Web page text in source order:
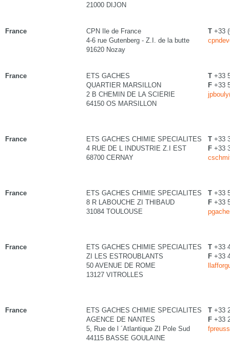
21000 DIJON
France
CPN Ile de France
4-6 rue Gutenberg - Z.I. de la butte
91620 Nozay
T +33
France
ETS GACHES
QUARTIER MARSILLON
2 B CHEMIN DE LA SCIERIE
64150 OS MARSILLON
T +33
F +33
France
ETS GACHES CHIMIE SPECIALITES
4 RUE DE L INDUSTRIE Z.I EST
68700 CERNAY
T +33
F +33
France
ETS GACHES CHIMIE SPECIALITES
8 R LABOUCHE ZI THIBAUD
31084 TOULOUSE
T +33
F +33
France
ETS GACHES CHIMIE SPECIALITES
ZI LES ESTROUBLANTS
50 AVENUE DE ROME
13127 VITROLLES
T +33
F +33
France
ETS GACHES CHIMIE SPECIALITES
AGENCE DE NANTES
5, Rue de l ´Atlantique ZI Pole Sud
44115 BASSE GOULAINE
T +33
F +33